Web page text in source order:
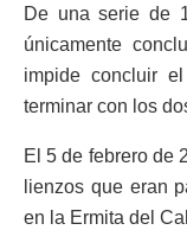
De una serie de
únicamente
impide concluir
terminar con los
El 5 de febrero de
lienzos que eran
en la Ermita del